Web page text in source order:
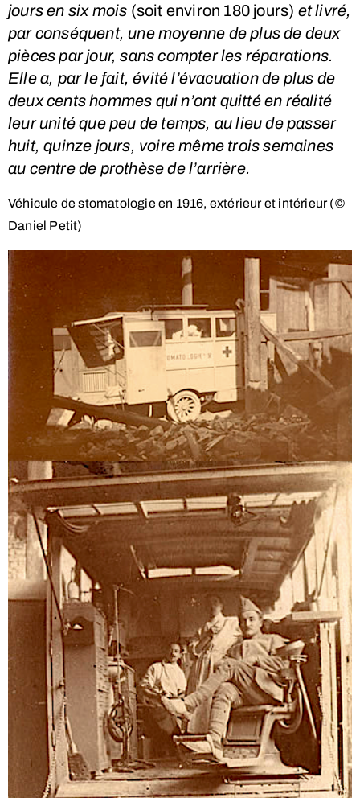
jours en six mois (soit environ 180 jours) et livré,
par conséquent, une moyenne de plus de deux
pièces par jour, sans compter les réparations.
Elle a, par le fait, évité l’évacuation de plus de
deux cents hommes qui n’ont quitté en réalité
leur unité que peu de temps, au lieu de passer
huit, quinze jours, voire même trois semaines
au centre de prothèse de l’arrière.
Véhicule de stomatologie en 1916, extérieur et intérieur (©
Daniel Petit)